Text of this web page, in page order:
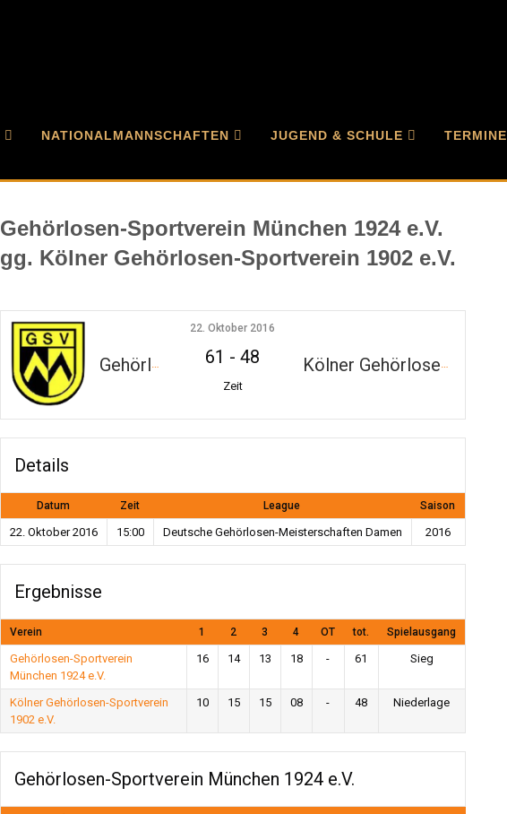
NATIONALMANNSCHAFTEN JUGEND & SCHULE TERMINE
Sportverein 1902 e.V.
Gehörlosen-Sportverein München 1924 e.V.
gg. Kölner Gehörlosen-Sportverein 1902 e.V.
Gehörlosen-Sportverein München 1924 e.V. Kölner Gehörlosen-Sportverein 1902 e.V.
22. Oktober 2016
61 -48
Zeit
Details
Datum Zeit League Saison
22. Oktober 2016 15:00 Deutsche Gehörlosen-Meisterschaften Damen 2016
Ergebnisse
Verein 1 2 3 4 OT tot. Spielausgang
Gehörlosen-Sportverein
München 1924 e.V.
16 14 13 18 - 61 Sieg
Kölner Gehörlosen-Sportverein
1902 e.V.
10 15 15 08 - 48 Niederlage
Gehörlosen-Sportverein München 1924 e.V.